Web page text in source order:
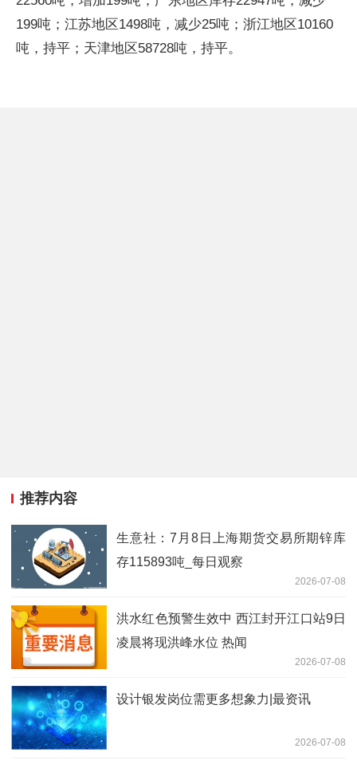
199吨；江苏地区1498吨，减少25吨；浙江地区10160
吨，持平；天津地区58728吨，持平。
推荐内容
生意社：7月8日上海期货交易所期锌库
存115893吨_每日观察
2026-07-08
洪水红色预警生效中 西江封开江口站9日
凌晨将现洪峰水位 热闻
2026-07-08
设计银发岗位需更多想象力|最资讯
2026-07-08